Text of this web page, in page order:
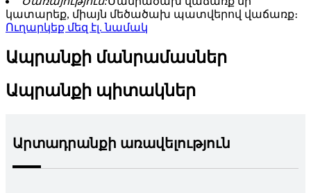
կատարեք, միայն մեծածախ պատվերով վաճառք։
Ուղարկեք մեզ էլ. նամակ
Ապրանքի մանրամասներ
Ապրանքի պիտակներ
Արտադրանքի առավելություն